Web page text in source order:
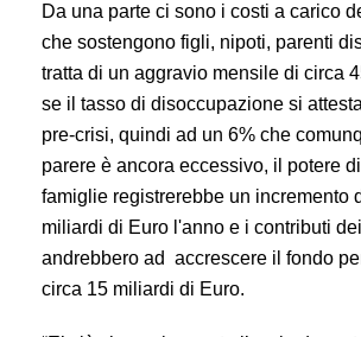
Da una parte ci sono i costi a carico
che sostengono figli, nipoti, parenti
tratta di un aggravio mensile di circa
se il tasso di disoccupazione si
pre-crisi, quindi ad un 6% che
parere è ancora eccessivo, il potere
famiglie registrerebbe un incremento
miliardi di Euro l'anno e i contributi
andrebbero ad accrescere il fondo
circa 15 miliardi di Euro.